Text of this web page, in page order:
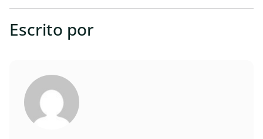
Escrito por